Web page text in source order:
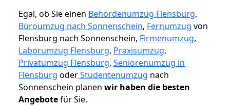
Egal, ob Sie einen Behördenumzug Flensburg,
Büroumzug nach Sonnenschein, Fernumzug von
Flensburg nach Sonnenschein, Firmenumzug,
Laborumzug Flensburg, Praxisumzug,
Privatumzug Flensburg, Seniorenumzug in
Flensburg oderStudentenumzug nach
Sonnenschein planen wir haben die besten
Angebotefür Sie.